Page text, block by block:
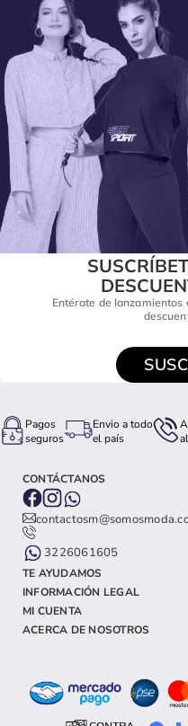
Entérate de lanzamientos
Pagos
seguros
Envio a todo
el país
CONTÁCTANOS
3226061605
TE AYUDAMOS
INFORMACIÓN LEGAL
MI CUENTA
ACERCA DE NOSOTROS